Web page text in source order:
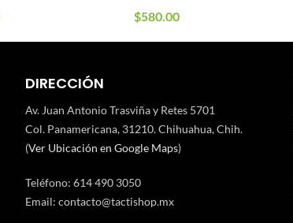
$580.00
DIRECCIÓN
Av. Juan Antonio Trasviña y Retes 5701
Col. Panamericana, 31210. Chihuahua, Chih.
(Ver Ubicación en Google Maps)
Teléfono: 614 490 3050
Email: contacto@tactishop.mx